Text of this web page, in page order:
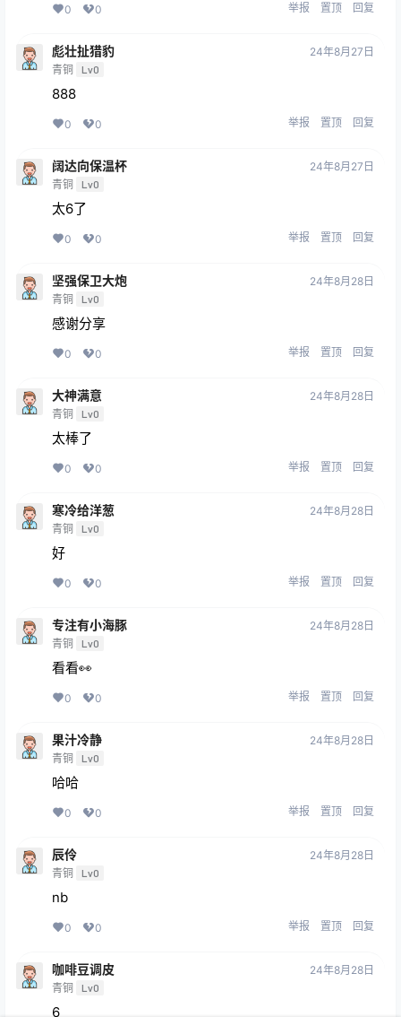
0 0 举报 置顶 回复
彪壮扯猎豹
青铜 Lv0
24年8月27日
888
0 0 举报 置顶 回复
阔达向保温杯
青铜 Lv0
24年8月27日
太6了
0 0 举报 置顶 回复
坚强保卫大炮
青铜 Lv0
24年8月28日
感谢分享
0 0 举报 置顶 回复
大神满意
青铜 Lv0
24年8月28日
太棒了
0 0 举报 置顶 回复
寒冷给洋葱
青铜 Lv0
24年8月28日
好
0 0 举报 置顶 回复
专注有小海豚
青铜 Lv0
24年8月28日
看看👀
0 0 举报 置顶 回复
果汁冷静
青铜 Lv0
24年8月28日
哈哈
0 0 举报 置顶 回复
辰伶
青铜 Lv0
24年8月28日
nb
0 0 举报 置顶 回复
咖啡豆调皮
青铜 Lv0
24年8月28日
6